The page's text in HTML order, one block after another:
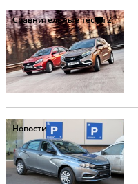
Сравнительные тесты2
Новости